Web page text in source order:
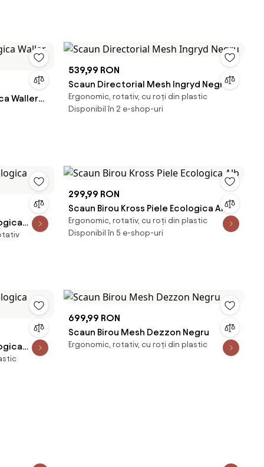
Waller
539,99 RON
Scaun Directorial Mesh Ingryd Negru
Ergonomic, rotativ, cu roți din plastic
Disponibil în 2 e-shop-uri
299,99 RON
Scaun Birou Kross Piele Ecologica Alb
Ergonomic, rotativ, cu roți din plastic
Disponibil în 5 e-shop-uri
699,99 RON
Scaun Birou Mesh Dezzon Negru
Ergonomic, rotativ, cu roți din plastic